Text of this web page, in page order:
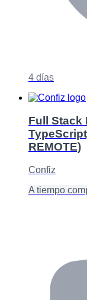
4 días
Full Stack
REMOTE)
Confiz
A tiempo